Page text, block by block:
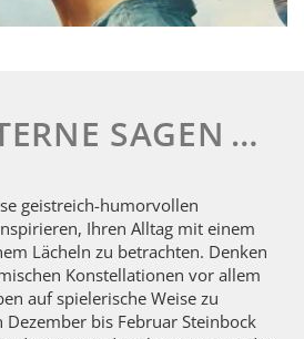
SAGEN …
geistreich-humorvollen
Ihren Alltag mit einem
Lächeln zu betrachten. Denken
Konstellationen vor allem
auf spielerische Weise zu
bis Februar Steinbock